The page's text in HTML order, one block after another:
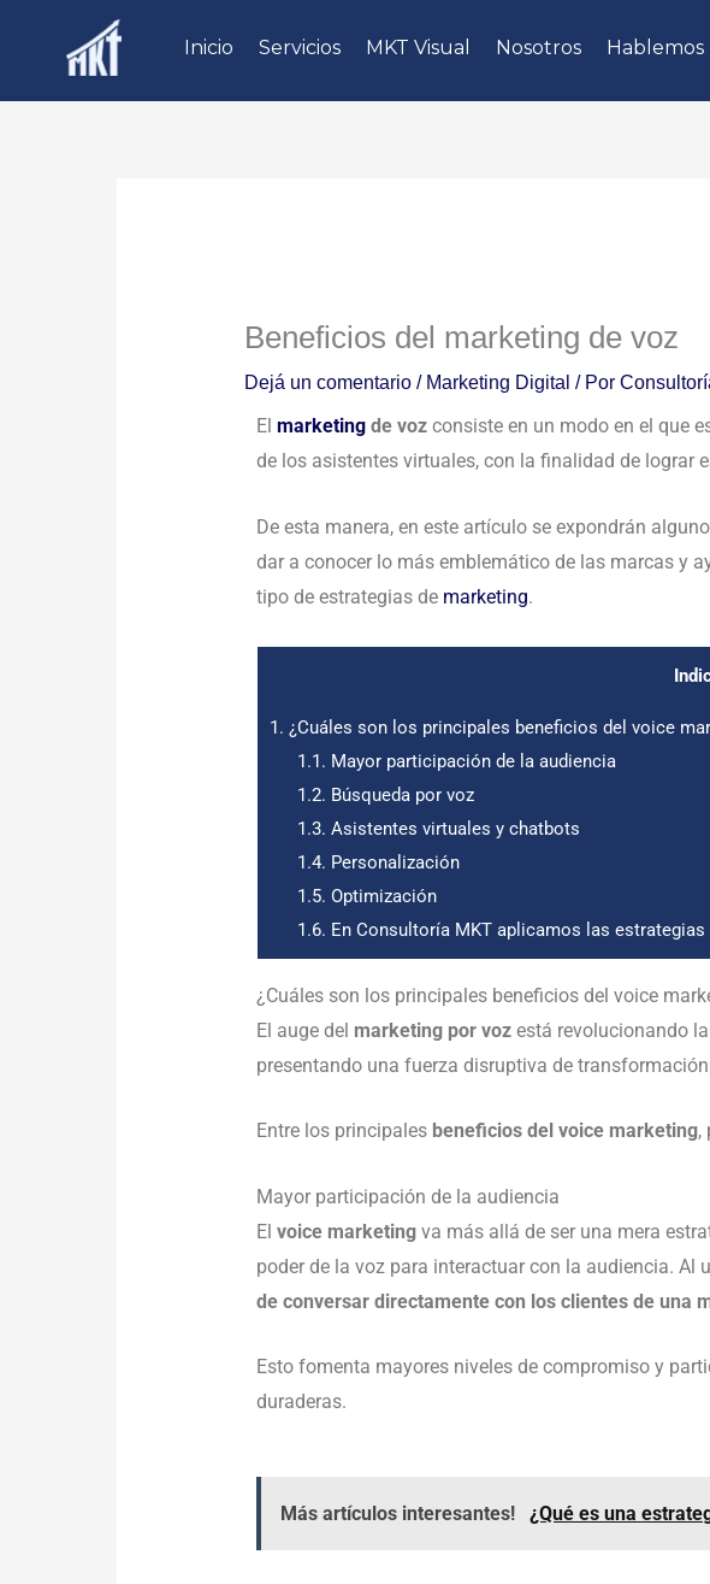
Inicio Servicios MKT Visual Nosotros Hablemos
Beneficios del marketing de voz
Dejá un comentario / Marketing Digital / Por
Elmarketing de vozconsiste en un modo en el que
de los asistentes virtuales, con la finalidad de lograr
De esta manera, en este artículo se expondrán
dar a conocer lo más emblemático de las marcas y
tipo de estrategias de marketing.
1. ¿Cuáles son los principales beneficios del voice
1.1. Mayor participación de la audiencia
1.2. Búsqueda por voz
1.3. Asistentes virtuales y chatbots
1.4. Personalización
1.5. Optimización
1.6. En Consultoría MKT aplicamos las
¿Cuáles son los principales beneficios del voice
El auge del marketing por vozestá revolucionando
presentando una fuerza disruptiva de
Entre los principales beneficios del voice marketing,
Mayor participación de la audiencia
Elvoice marketingva más allá de ser una mera
poder de la voz para interactuar con la audiencia.
de conversar directamente con los clientes de una
Esto fomenta mayores niveles de compromiso y
duraderas.
Más artículos interesantes! ¿Qué es una